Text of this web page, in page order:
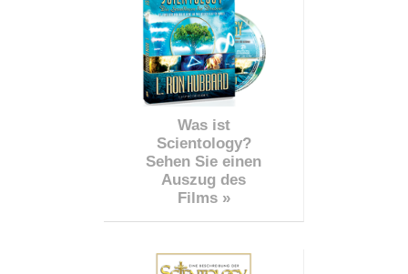
Was ist
Scientology?
Sehen Sie einen
Auszug des
Films »